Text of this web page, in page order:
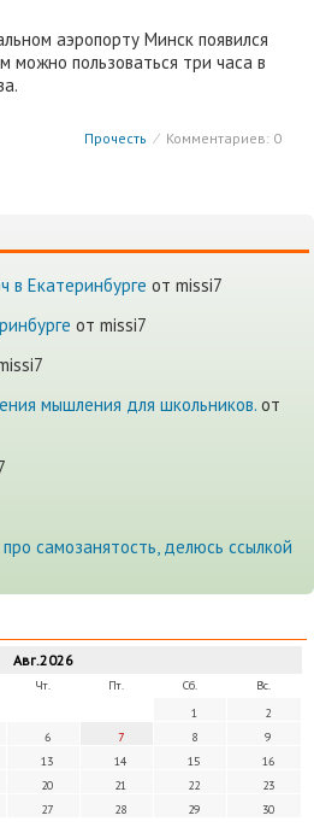
аэропорту Минск появился
можно пользоваться три часа в
Прочесть ⁄ Комментариев: 0
в Екатеринбурге от missi7
от missi7
мышления для школьников. от
самозанятость, делюсь ссылкой
Авг.2026
Чт. Пт. Сб.
Вс.
1
2
6 7 8
9
13 14 15
16
20 21 22
23
27 28 29
30